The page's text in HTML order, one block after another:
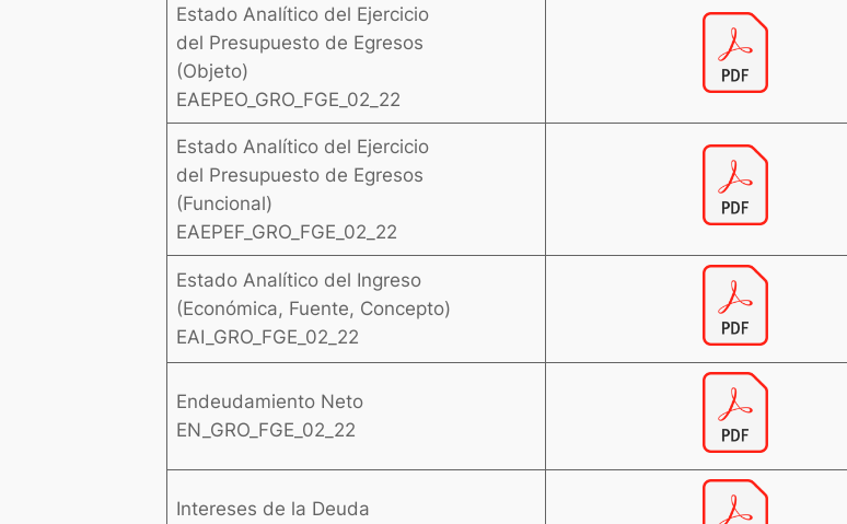
Estado Analítico del Ejercicio
del Presupuesto de Egresos
(Objeto)
EAEPEO_GRO_FGE_02_22
Estado Analítico del Ejercicio
del Presupuesto de Egresos
(Funcional)
EAEPEF_GRO_FGE_02_22
Estado Analítico del Ingreso
(Económica, Fuente, Concepto)
EAI_GRO_FGE_02_22
Endeudamiento Neto
EN_GRO_FGE_02_22
Intereses de la Deuda